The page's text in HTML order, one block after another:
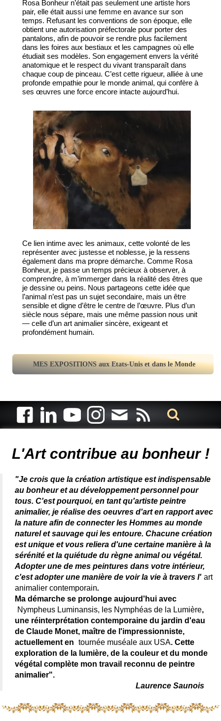
Rosa Bonheur n’était pas seulement une artiste hors
pair, elle était aussi une femme en avance sur son
temps. Refusant les conventions de son époque, elle
obtient une autorisation préfectorale pour porter des
pantalons, afin de pouvoir se rendre plus facilement
dans les foires aux bestiaux et les campagnes où elle
étudiait ses modèles. Son engagement envers la vérité
anatomique et le respect du vivant transparaît dans
chaque coup de pinceau. C’est cette rigueur, alliée à une
profonde empathie pour le monde animal, qui confère à
ses œuvres une force encore intacte aujourd’hui.
Ce lien intime avec les animaux, cette volonté de les
représenter avec justesse et noblesse, je la ressens
également dans ma propre démarche. Comme Rosa
Bonheur, je passe un temps précieux à observer, à
comprendre, à m’immerger dans la réalité des êtres que
je dessine ou peins. Nous partageons cette idée que
l’animal n’est pas un sujet secondaire, mais un être
sensible et digne d’être le centre de l’œuvre. Plus d’un
siècle nous sépare, mais une même passion nous unit
— celle d’un art animalier sincère, exigeant et
profondément humain.
MES EXPOSITIONS aux Etats-Unis et dans le Monde
L'Art contribue au bonheur !
"Je crois que la création artistique est indispensable
au bonheur et au développement personnel pour
tous. C'est pourquoi, en tant qu'artiste peintre
animalier, je réalise des oeuvres d'art en rapport avec
la nature afin de connecter les Hommes au monde
naturel et sauvage qui les entoure. Chacune création
est unique et vous reliera d'une certaine manière à la
sérénité et la quiétude du règne animal ou végétal.
Adopter une de mes peintures dans votre intérieur,
c'est adopter une manière de voir la vie à travers l' art
animalier contemporain.
Ma démarche se prolonge aujourd'hui avec
Nympheus Luminansis, les Nymphéas de la Lumière,
une réinterprétation contemporaine du jardin d'eau
de Claude Monet, maître de l'impressionniste,
actuellement en tournée muséale aux USA. Cette
exploration de la lumière, de la couleur et du monde
végétal complète mon travail reconnu de peintre
animalier".
Laurence Saunois